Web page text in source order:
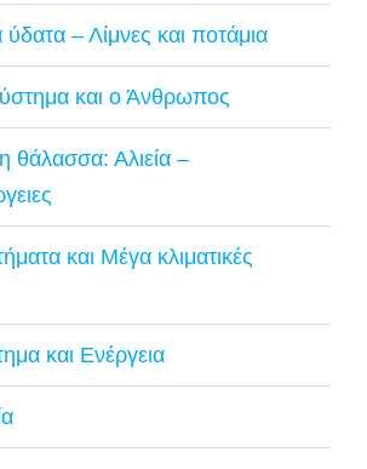
– Λίμνες και ποτάμια
και ο Άνθρωπος
θάλασσα: Αλιεία –
και Μέγα κλιματικές
και Ενέργεια